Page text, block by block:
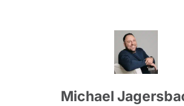
Michael